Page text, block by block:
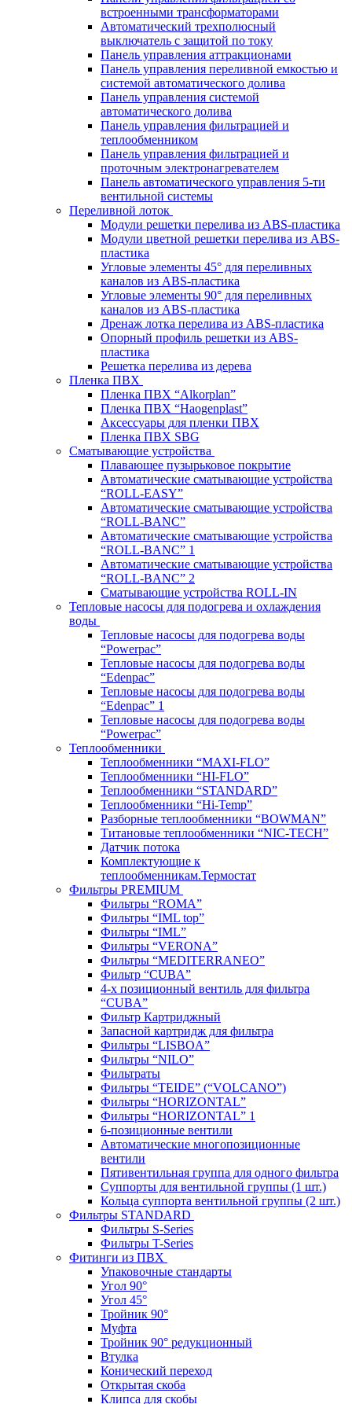
встроенными трансформаторами
Автоматический трехполюсный
выключатель с защитой по току
Панель управления аттракционами
Панель управления переливной емкостью и
системой автоматического долива
Панель управления системой
автоматического долива
Панель управления фильтрацией и
теплообменником
Панель управления фильтрацией и
проточным электронагревателем
Панель автоматического управления 5-ти
вентильной системы
Переливной лоток
Модули решетки перелива из ABS-пластика
Модули цветной решетки перелива из ABS-
пластика
Угловые элементы 45° для переливных
каналов из ABS-пластика
Угловые элементы 90° для переливных
каналов из ABS-пластика
Дренаж лотка перелива из ABS-пластика
Опорный профиль решетки из ABS-
пластика
Решетка перелива из дерева
Пленка ПВХ
Пленка ПВХ “Alkorplan”
Пленка ПВХ “Haogenplast”
Аксессуары для пленки ПВХ
Пленка ПВХ SBG
Сматывающие устройства
Плавающее пузырьковое покрытие
Автоматические сматывающие устройства
“ROLL-EASY”
Автоматические сматывающие устройства
“ROLL-BANC”
Автоматические сматывающие устройства
“ROLL-BANC” 1
Автоматические сматывающие устройства
“ROLL-BANC” 2
Сматывающие устройства ROLL-IN
Тепловые насосы для подогрева и охлаждения
воды
Тепловые насосы для подогрева воды
“Powerpac”
Тепловые насосы для подогрева воды
“Edenpac”
Тепловые насосы для подогрева воды
“Edenpac” 1
Тепловые насосы для подогрева воды
“Powerpac”
Теплообменники
Теплообменники “MAXI-FLO”
Теплообменники “HI-FLO”
Теплообменники “STANDARD”
Теплообменники “Hi-Temp”
Разборные теплообменники “BOWMAN”
Титановые теплообменники “NIC-TECH”
Датчик потока
Комплектующие к
теплообменникам.Термостат
Фильтры PREMIUM
Фильтры “ROMA”
Фильтры “IML top”
Фильтры “IML”
Фильтры “VERONA”
Фильтры “MEDITERRANEO”
Фильтр “CUBA”
4-х позиционный вентиль для фильтра
“CUBA”
Фильтр Картриджный
Запасной картридж для фильтра
Фильтры “LISBOA”
Фильтры “NILO”
Фильтраты
Фильтры “TEIDE” (“VOLСANO”)
Фильтры “HORIZONTAL”
Фильтры “HORIZONTAL” 1
6-позиционные вентили
Автоматические многопозиционные
вентили
Пятивентильная группа для одного фильтра
Суппорты для вентильной группы (1 шт.)
Кольца суппорта вентильной группы (2 шт.)
Фильтры STANDARD
Фильтры S-Series
Фильтры T-Series
Фитинги из ПВХ
Упаковочные стандарты
Угол 90°
Угол 45°
Тройник 90°
Муфта
Тройник 90° редукционный
Втулка
Конический переход
Открытая скоба
Клипса для скобы